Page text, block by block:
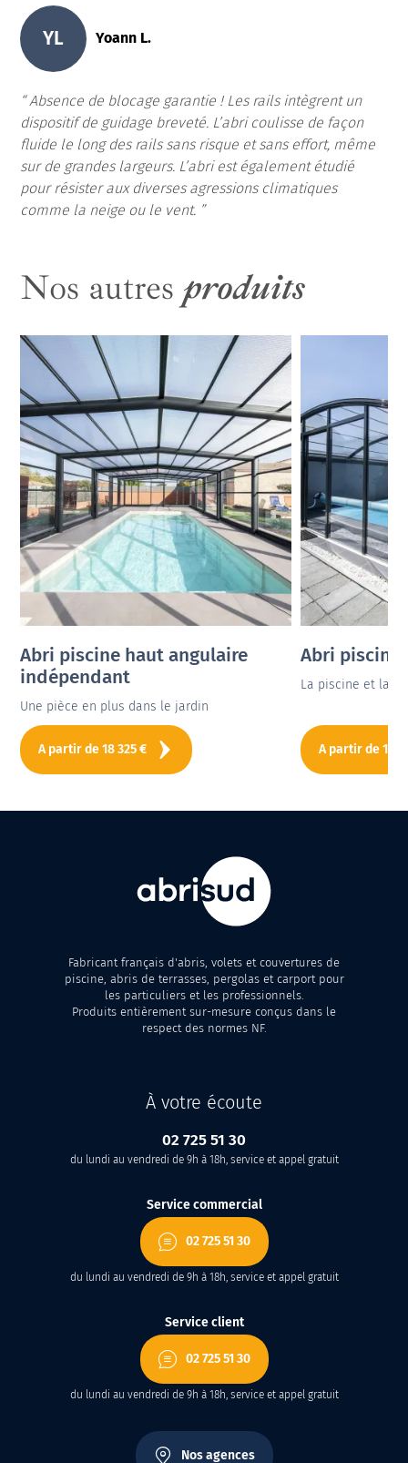
YL Yoann L.
Absence de blocage garantie ! Les rails intègrent un
dispositif de guidage breveté. L’abri coulisse de façon
fluide le long des rails sans risque et sans effort, même
sur de grandes largeurs. L’abri est également étudié
pour résister aux diverses agressions climatiques
comme la neige ou le vent.
Nos autres produits
Abri piscine haut angulaire
indépendant
Une pièce en plus dans le jardin
A partir de18 325 €
Abri
La piscine et la
A partir de16
Fabricant français d'abris, volets et couvertures de
piscine, abris de terrasses, pergolas et carport pour
les particuliers et les professionnels.
Produits entièrement sur-mesure conçus dans le
respect des normes NF.
À votre écoute
02 725 51 30
du lundi au vendredi de 9h à 18h, service et appel gratuit
Service commercial
02 725 51 30
du lundi au vendredi de 9h à 18h, service et appel gratuit
Service client
02 725 51 30
du lundi au vendredi de 9h à 18h, service et appel gratuit
Nos agences